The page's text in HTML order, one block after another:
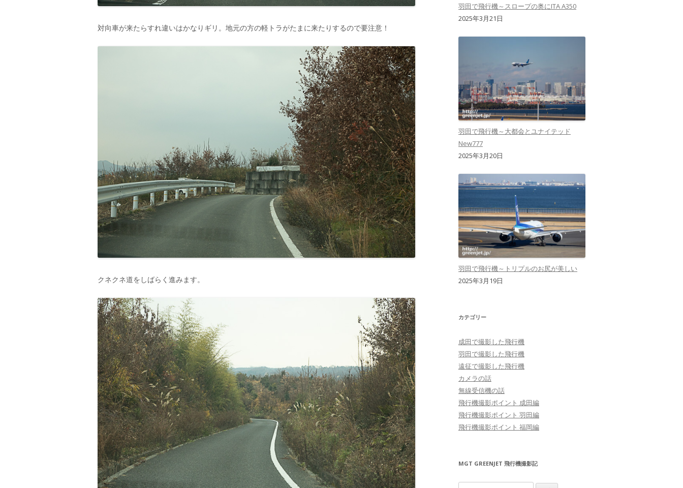
対向車が来たらすれ違いはかなりギリ。地元の方の軽トラがたまに来たりするので要注意！
クネクネ道をしばらく進みます。
羽田で飛行機～スロープの奥にITA A350
2025年3月21日
羽田で飛行機～大都会とユナイテッド
New777
2025年3月20日
羽田で飛行機～トリプルのお尻が美しい
2025年3月19日
カテゴリー
成田で撮影した飛行機
羽田で撮影した飛行機
遠征で撮影した飛行機
カメラの話
無線受信機の話
飛行機撮影ポイント 成田編
飛行機撮影ポイント 羽田編
飛行機撮影ポイント 福岡編
MGT GREENJET 飛行機撮影記